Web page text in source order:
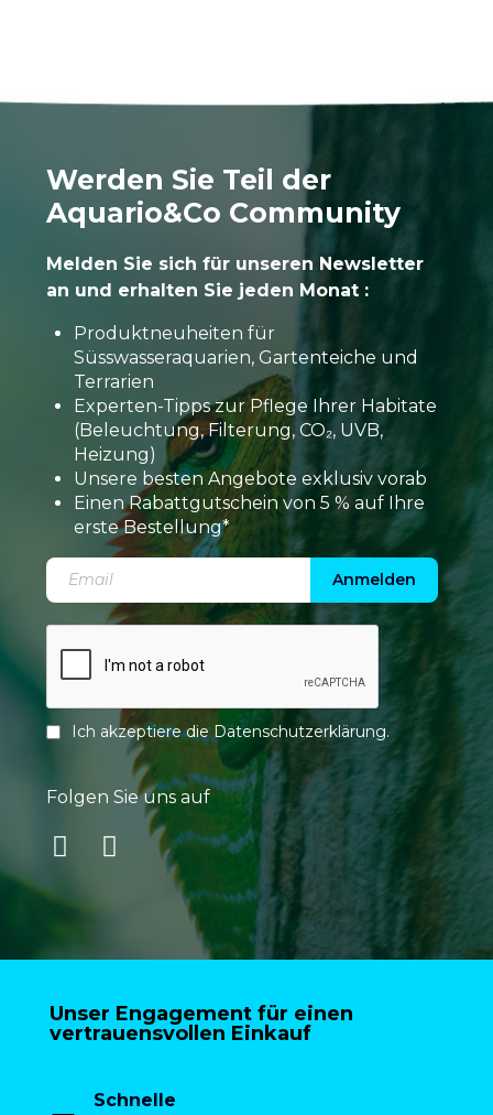
Werden Sie Teil der
Aquario&Co Community
Melden Sie sich für unseren Newsletter
an und erhalten Sie jeden Monat :
Produktneuheiten für
Süsswasseraquarien, Gartenteiche und
Terrarien
Experten-Tipps zur Pflege Ihrer Habitate
(Beleuchtung, Filterung, CO₂, UVB,
Heizung)
Unsere besten Angebote exklusiv vorab
Einen Rabattgutschein von 5 % auf Ihre
erste Bestellung*
Anmelden
Ich akzeptiere dieDatenschutzerklärung.
Folgen Sie uns auf
Unser Engagement für einen
vertrauensvollen Einkauf
Schnelle